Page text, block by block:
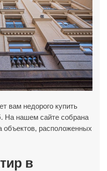
вам недорого купить
На нашем сайте собрана
расположенных
в